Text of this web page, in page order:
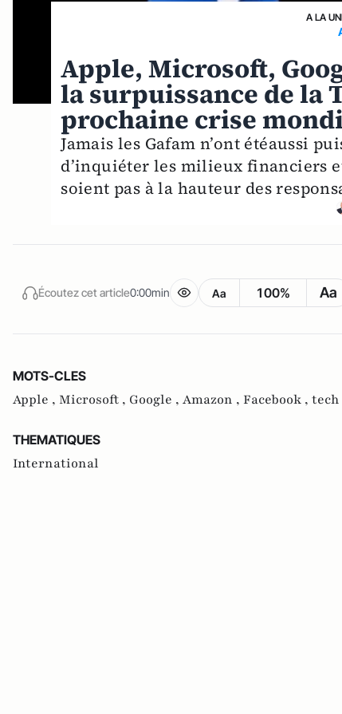
A LA
Apple, Microsoft,
la surpuissance de la
prochaine crise
Jamais les Gafam n’ont étéaussi
d’inquiéter les milieux financiers
soient pas à la hauteur des
Écoutez cet article0:00min Aa 100% Aa
MOTS-CLES
Apple , Microsoft , Google , Amazon , Facebook , tech
THEMATIQUES
International